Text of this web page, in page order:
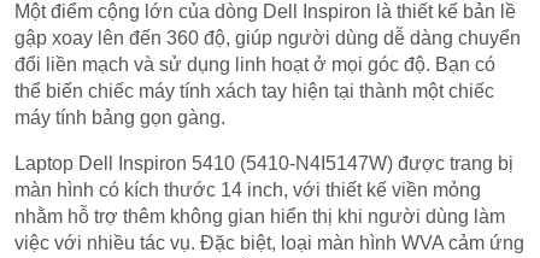
Một điểm cộng lớn của dòng Dell Inspiron là thiết kế bản lề
gập xoay lên đến 360 độ, giúp người dùng dễ dàng chuyển
đổi liền mạch và sử dụng linh hoạt ở mọi góc độ. Bạn có
thể biến chiếc máy tính xách tay hiện tại thành một chiếc
máy tính bảng gọn gàng.
Laptop Dell Inspiron 5410 (5410-N4I5147W) được trang bị
màn hình có kích thước 14 inch, với thiết kế viền mỏng
nhằm hỗ trợ thêm không gian hiển thị khi người dùng làm
việc với nhiều tác vụ. Đặc biệt, loại màn hình WVA cảm ứng